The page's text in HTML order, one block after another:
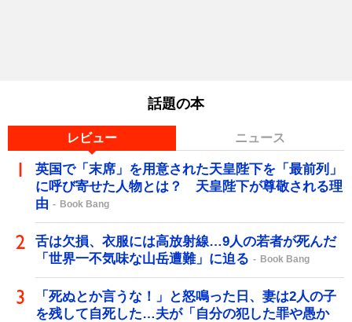
話題の本
レビュー ニュース
英国で「末席」を用意された天皇陛下を「最前列」
に呼び寄せた人物とは？ 天皇陛下が尊敬される理
由
Book Bang
舌は欠損、衣服には高放射線…9人の若者が死んだ
「世界一不気味な山岳遭難」に迫る
Book Bang
「死ぬとか言うな！」と怒鳴った日、妻は2人の子
を残して自死した…夫が「自分の犯した罪や愚か